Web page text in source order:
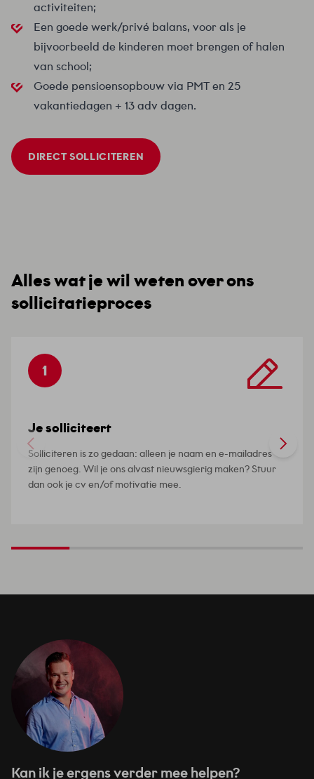
activiteiten;
Een goede werk/privé balans, voor als je
bijvoorbeeld de kinderen moet brengen of halen
van school;
Goede pensioensopbouw via PMT en 25
vakantiedagen + 13 adv dagen.
DIRECT SOLLICITEREN
Alles wat je wil weten over ons
sollicitatieproces
1
Je solliciteert
Solliciteren is zo gedaan: alleen je naam en e-mailadres
zijn genoeg. Wil je ons alvast nieuwsgierig maken? Stuur
dan ook je cv en/of motivatie mee.
Kan ik je ergens verder mee helpen?